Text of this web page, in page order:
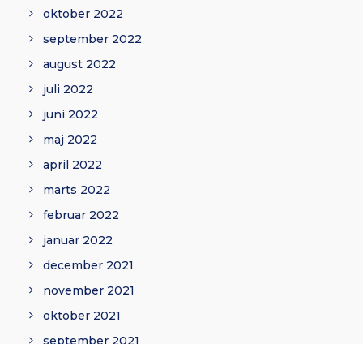
oktober 2022
september 2022
august 2022
juli 2022
juni 2022
maj 2022
april 2022
marts 2022
februar 2022
januar 2022
december 2021
november 2021
oktober 2021
september 2021